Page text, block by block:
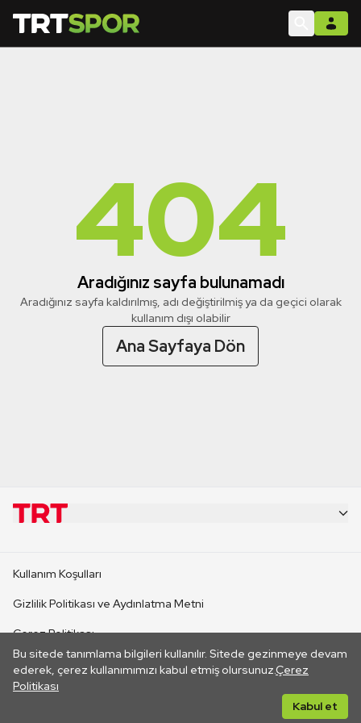
404
Aradığınız sayfa bulunamadı
Aradığınız sayfa kaldırılmış, adı değiştirilmiş ya da geçici olarak
kullanım dışı olabilir
Ana Sayfaya Dön
Bu sitede tanımlama bilgileri kullanılır. Sitede gezinmeye devam
ederek, çerez kullanımımızı kabul etmiş olursunuz.Çerez
Politikası
Kabul et
CANLI YAYINLAR
Kullanım Koşulları
Gizlilik Politikası ve Aydınlatma Metni
Çerez Politikası
İletişim
Her hakkı saklıdır. ©2026 TRT. Bağlantı yoluyla gidilen dış